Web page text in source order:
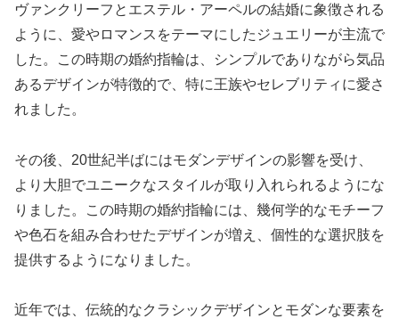
ヴァンクリーフとエステル・アーペルの結婚に象徴される
ように、愛やロマンスをテーマにしたジュエリーが主流で
した。この時期の婚約指輪は、シンプルでありながら気品
あるデザインが特徴的で、特に王族やセレブリティに愛さ
れました。
その後、20世紀半ばにはモダンデザインの影響を受け、
より大胆でユニークなスタイルが取り入れられるようにな
りました。この時期の婚約指輪には、幾何学的なモチーフ
や色石を組み合わせたデザインが増え、個性的な選択肢を
提供するようになりました。
近年では、伝統的なクラシックデザインとモダンな要素を